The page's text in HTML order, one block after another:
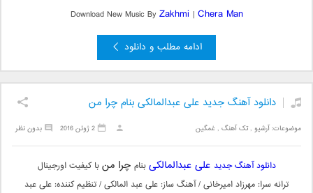
Download New Music ByZakhmi | Chera Man
ادامه مطلب و دانلود
دانلود آهنگ جدید علی عبدالمالکی بنام چرا من
موضوعات:آرشیو ,تک آهنگ ,غمگین بدون نظر 2 ژوئن 2016
دانلود آهنگ جدید علی عبدالمالکیبنام چرا منبا کیفیت اورجینال
ترانه سرا: مهرزاد امیرخانی / آهنگ ساز: علی عبد المالکی / تنظیم کننده: علی عبد